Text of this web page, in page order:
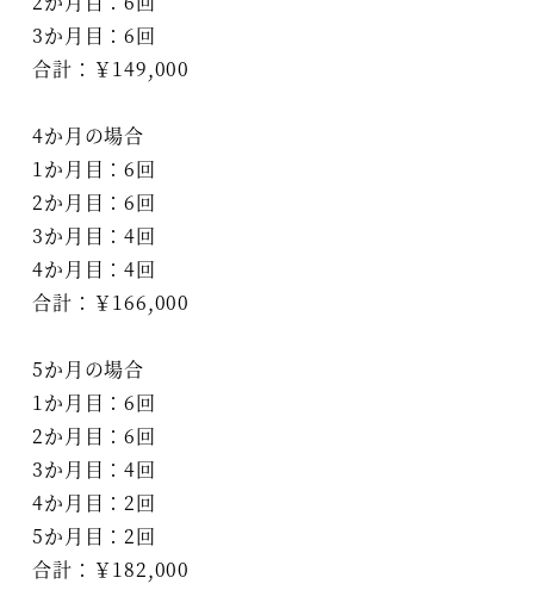
3か月目：6回
合計：￥149,000
4か月の場合
1か月目：6回
2か月目：6回
3か月目：4回
4か月目：4回
合計：￥166,000
5か月の場合
1か月目：6回
2か月目：6回
3か月目：4回
4か月目：2回
5か月目：2回
合計：￥182,000